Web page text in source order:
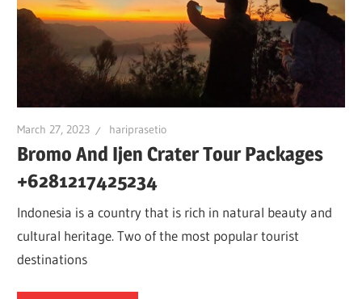
March 27, 2023 hariprasetio
Bromo And Ijen Crater Tour Packages
+6281217425234
Indonesia is a country that is rich in natural beauty and
cultural heritage. Two of the most popular tourist
destinations